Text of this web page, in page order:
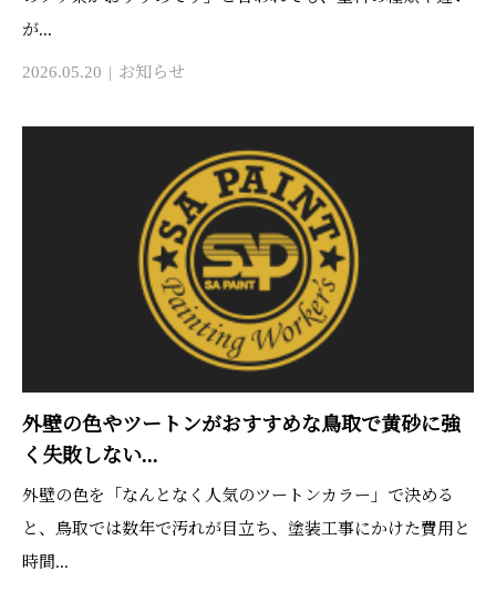
が...
2026.05.20 お知らせ
外壁の色やツートンがおすすめな鳥取で黄砂に強
く失敗しない...
外壁の色を「なんとなく人気のツートンカラー」で決める
と、鳥取では数年で汚れが目立ち、塗装工事にかけた費用と
時間...